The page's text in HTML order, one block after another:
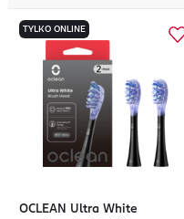
TYLKO ONLINE
OCLEAN Ultra White